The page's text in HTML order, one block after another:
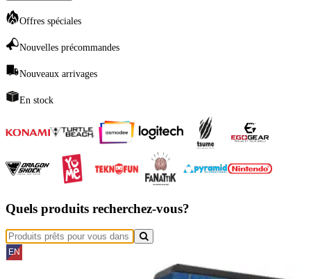
Offres spéciales
Nouvelles précommandes
Nouveaux arrivages
En stock
Quels produits recherchez-vous?